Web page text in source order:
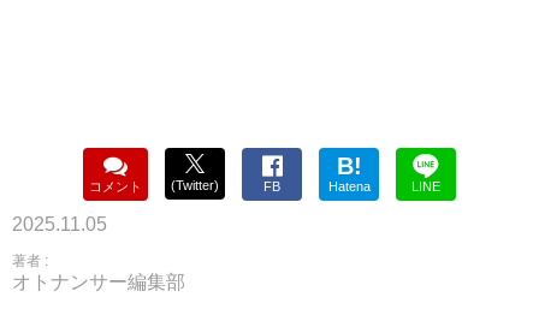
コメント (Twitter) FB
B!
Hatena LINE
2025.11.05
著者 :
オトナンサー編集部